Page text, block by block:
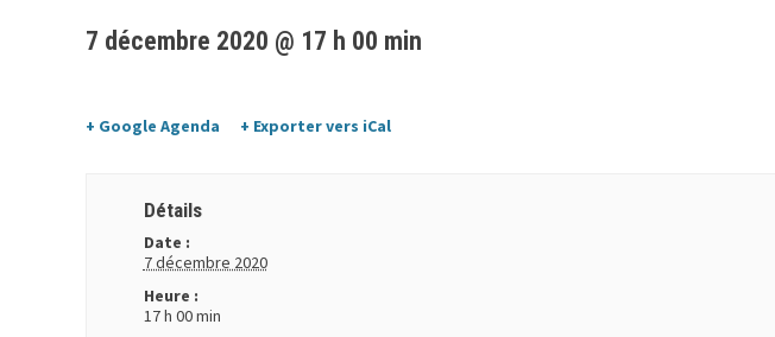
7 décembre 2020 @ 17 h 00 min
+ Google Agenda + Exporter vers iCal
Détails
Date :
7 décembre 2020
Heure :
17 h 00 min